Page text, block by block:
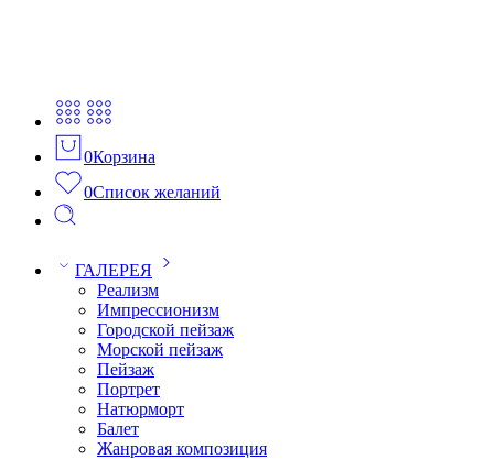
0Корзина
0Список желаний
ГАЛЕРЕЯ
Реализм
Импрессионизм
Городской пейзаж
Морской пейзаж
Пейзаж
Портрет
Натюрморт
Балет
Жанровая композиция